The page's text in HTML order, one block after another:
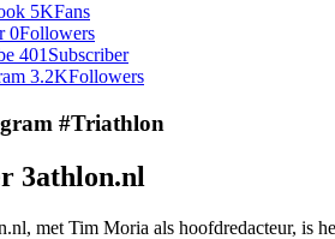
5KFans
0Followers
401 Subscriber
3.2KFollowers
#Triathlon
3athlon.nl
met Tim Moria als hoofdredacteur, is